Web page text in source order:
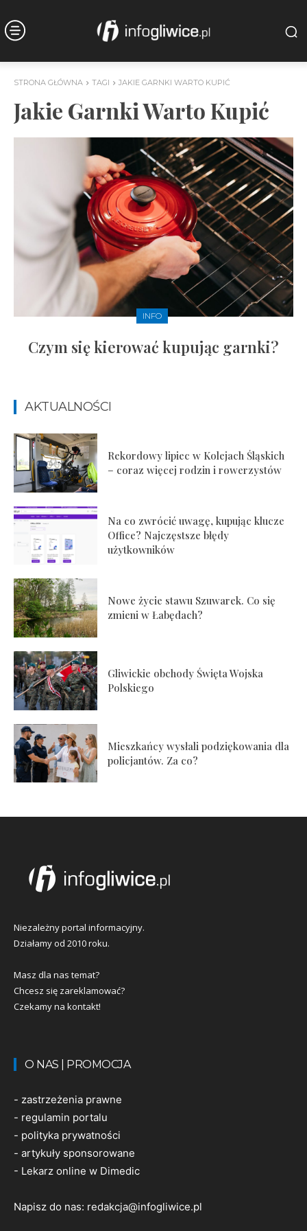
STRONA GŁÓWNA TAGI JAKIE GARNKI WARTO KUPIĆ
Jakie Garnki Warto Kupić
INFO
Czym się kierować kupując garnki?
AKTUALNOŚCI
Rekordowy lipiec w Kolejach Śląskich
– coraz więcej rodzin i rowerzystów
Na co zwrócić uwagę, kupując klucze
Office? Najczęstsze błędy
użytkowników
Nowe życie stawu Szuwarek. Co się
zmieni w Łabędach?
Gliwickie obchody Święta Wojska
Polskiego
Mieszkańcy wysłali podziękowania dla
policjantów. Za co?
Niezależny portal informacyjny.
Działamy od 2010 roku.
Masz dla nas temat?
Chcesz się zareklamować?
Czekamy na kontakt!
O NAS | PROMOCJA
- zastrzeżenia prawne
- regulamin portalu
- polityka prywatności
- artykuły sponsorowane
- Lekarz online w Dimedic
Napisz do nas: redakcja@infogliwice.pl